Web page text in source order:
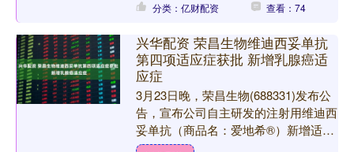
分类：亿财配资 查看：74
兴华配资 荣昌生物维迪西妥单抗
第四项适应症获批 新增乳腺癌适
应症
3月23日晚，荣昌生物(688331)发布公
告，宣布公司自主研发的注射用维迪西
妥单抗（商品名：爱地希®）新增适应
症获国家药品监督管理局批准，用于治